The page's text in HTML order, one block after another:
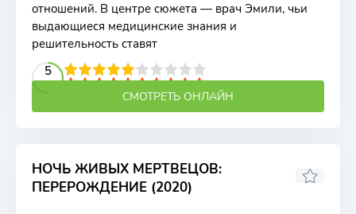
отношений. В центре сюжета — врач Эмили, чьи
выдающиеся медицинские знания и
решительность ставят
5
4 5 6 7 8 9 10
СМОТРЕТЬ ОНЛАЙН
НОЧЬ ЖИВЫХ МЕРТВЕЦОВ:
ПЕРЕРОЖДЕНИЕ (2020)
2.6